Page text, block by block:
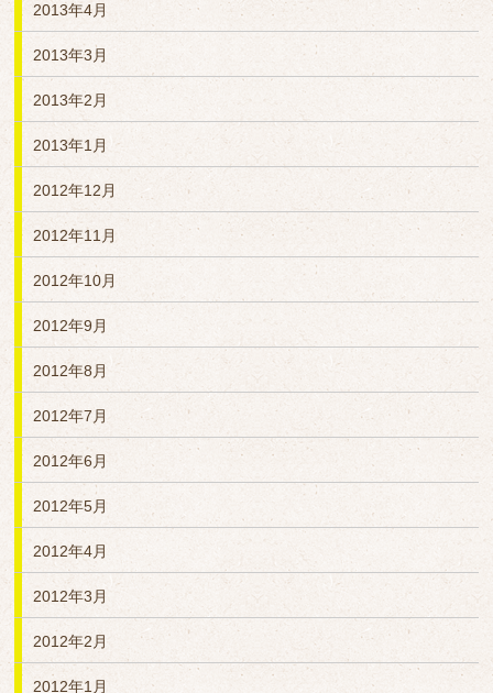
2013年4月
2013年3月
2013年2月
2013年1月
2012年12月
2012年11月
2012年10月
2012年9月
2012年8月
2012年7月
2012年6月
2012年5月
2012年4月
2012年3月
2012年2月
2012年1月